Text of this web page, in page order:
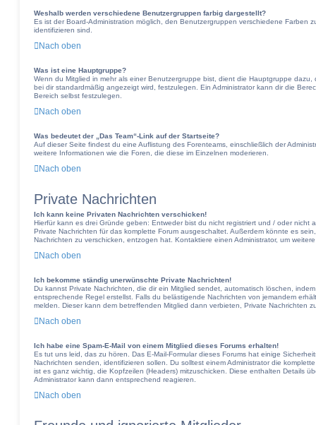
Weshalb werden verschiedene Benutzergruppen farbig dargestellt?
Es ist der Board-Administration möglich, den Benutzergruppen verschiedene Farben
identifizieren sind.
Nach oben
Was ist eine Hauptgruppe?
Wenn du Mitglied in mehr als einer Benutzergruppe bist, dient die Hauptgruppe
bei dir standardmäßig angezeigt wird, festzulegen. Ein Administrator kann dir die
Bereich selbst festzulegen.
Nach oben
Was bedeutet der „Das Team“-Link auf der Startseite?
Auf dieser Seite findest du eine Auflistung des Forenteams, einschließlich der
weitere Informationen wie die Foren, die diese im Einzelnen moderieren.
Nach oben
Private Nachrichten
Ich kann keine Privaten Nachrichten verschicken!
Hierfür kann es drei Gründe geben: Entweder bist du nicht registriert und / oder nicht
Private Nachrichten für das komplette Forum ausgeschaltet. Außerdem könnte es
Nachrichten zu verschicken, entzogen hat. Kontaktiere einen Administrator, um
Nach oben
Ich bekomme ständig unerwünschte Private Nachrichten!
Du kannst Private Nachrichten, die dir ein Mitglied sendet, automatisch löschen,
entsprechende Regel erstellst. Falls du belästigende Nachrichten von jemandem
melden. Dieser kann dem betreffenden Mitglied dann verbieten, Private Nachrichten
Nach oben
Ich habe eine Spam-E-Mail von einem Mitglied dieses Forums erhalten!
Es tut uns leid, das zu hören. Das E-Mail-Formular dieses Forums hat einige
Nachrichten senden, identifizieren sollen. Du solltest einem Administrator die
ist es ganz wichtig, die Kopfzeilen (Headers) mitzuschicken. Diese enthalten Details
Administrator kann dann entsprechend reagieren.
Nach oben